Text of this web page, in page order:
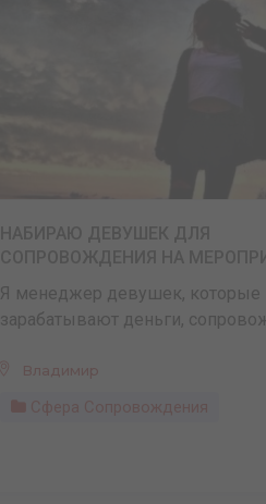
Я менеджер девушек, которые
зарабатывают деньги,
Владимир
Сфера Сопровождения